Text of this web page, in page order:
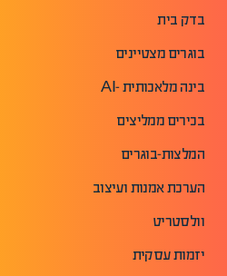
בדק בית
בוגרים מצטיינים
בינה מלאכותית -AI
בכירים ממליצים
המלצות-בוגרים
הערכת אמנות ועיצוב
וולסטריט
יזמות עסקית